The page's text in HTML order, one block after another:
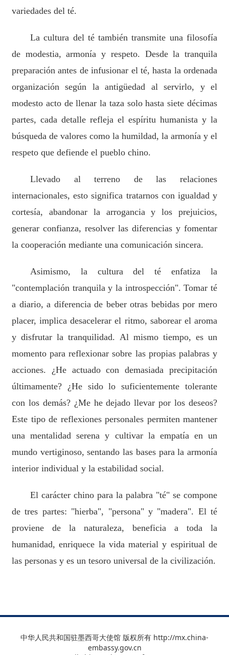
variedades del té.
La cultura del té también transmite una filosofía
de modestia, armonía y respeto. Desde la tranquila
preparación antes de infusionar el té, hasta la ordenada
organización según la antigüedad al servirlo, y el
modesto acto de llenar la taza solo hasta siete décimas
partes, cada detalle refleja el espíritu humanista y la
búsqueda de valores como la humildad, la armonía y el
respeto que defiende el pueblo chino.
Llevado al terreno de las relaciones
internacionales, esto significa tratarnos con igualdad y
cortesía, abandonar la arrogancia y los prejuicios,
generar confianza, resolver las diferencias y fomentar
la cooperación mediante una comunicación sincera.
Asimismo, la cultura del té enfatiza la
"contemplación tranquila y la introspección". Tomar té
a diario, a diferencia de beber otras bebidas por mero
placer, implica desacelerar el ritmo, saborear el aroma
y disfrutar la tranquilidad. Al mismo tiempo, es un
momento para reflexionar sobre las propias palabras y
acciones. ¿He actuado con demasiada precipitación
últimamente? ¿He sido lo suficientemente tolerante
con los demás? ¿Me he dejado llevar por los deseos?
Este tipo de reflexiones personales permiten mantener
una mentalidad serena y cultivar la empatía en un
mundo vertiginoso, sentando las bases para la armonía
interior individual y la estabilidad social.
El carácter chino para la palabra "té" se compone
de tres partes: "hierba", "persona" y "madera". El té
proviene de la naturaleza, beneficia a toda la
humanidad, enriquece la vida material y espiritual de
las personas y es un tesoro universal de la civilización.
中华人民共和国驻墨西哥大使馆 版权所有 http://mx.china-
embassy.gov.cn